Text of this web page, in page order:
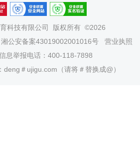
科技有限公司
版权所有 ©2026
湘公安备案43019002001016号
营业执照
息举报电话：400-118-7898
＃ujigu.com（请将＃替换成@）